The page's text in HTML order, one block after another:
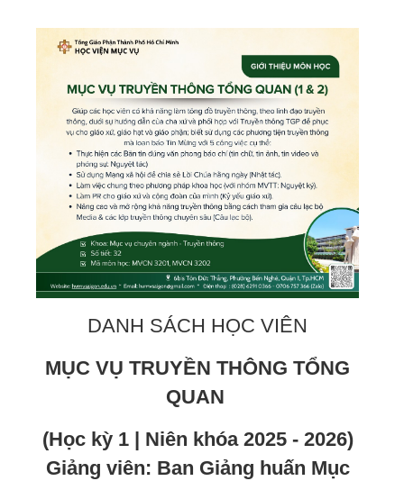
DANH SÁCH HỌC VIÊN
MỤC VỤ TRUYỀN THÔNG TỔNG
QUAN
(Học kỳ 1 | Niên khóa 2025 - 2026)
Giảng viên: Ban Giảng huấn Mục